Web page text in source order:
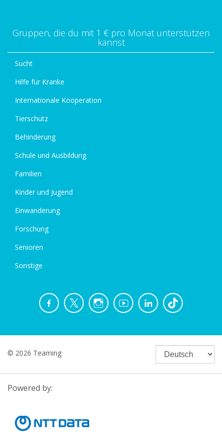
Gruppen, die du mit 1 € pro Monat unterstützen
kannst
Sucht
Hilfe für Kranke
Internationale Kooperation
Tierschutz
Behinderung
Schule und Ausbildung
Familien
Kinder und Jugend
Einwanderung
Forschung
Senioren
Sonstige
© 2026 Teaming
Powered by: